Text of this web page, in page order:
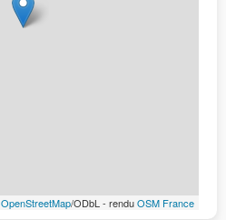
OpenStreetMap/ODbL - renduOSM France